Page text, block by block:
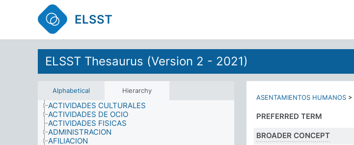
ELSST
ELSST Thesaurus (Version 2 - 2021)
Alphabetical Hierarchy
ACCION POLITICA
ACONTECIMIENTOS VITALES
ACTITUDES
ACTIVIDADES CULTURALES
ACTIVIDADES DE OCIO
ACTIVIDADES FISICAS
ADMINISTRACION
AFILIACION
ASENTAMIENTOS HUMANOS >
PREFERRED TERM
BROADER CONCEPT